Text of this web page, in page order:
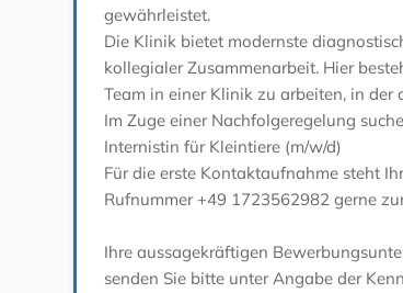
gewährleistet.
Die Klinik bietet modernste
kollegialer Zusammenarbeit. Hier
Team in einer Klinik zu arbeiten, in
Im Zuge einer Nachfolgeregelung
Internistin für Kleintiere (m/w/d)
Für die erste Kontaktaufnahme steht
Rufnummer +49 1723562982 gerne
Ihre aussagekräftigen
senden Sie bitte unter Angabe der